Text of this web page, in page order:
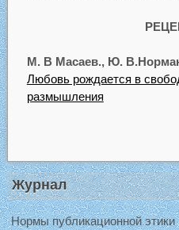
М. В Масаев., Ю.
Любовь рождается в
размышления
Журнал
Нормы публикационной этики